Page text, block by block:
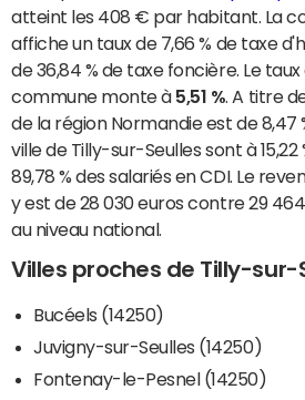
atteint les 408 € par habitant. La
affiche un taux de 7,66 % de taxe
de 36,84 % de taxe foncière. Le
commune monte à 5,51 % . A titre
de la région Normandie est de 8,47
ville de Tilly-sur-Seulles sont à
89,78 % des salariés en CDI. Le
y est de 28 030 euros contre 29
au niveau national.
Villes proches de Tilly-sur-
Bucéels (14250)
Juvigny-sur-Seulles (14250)
Fontenay-le-Pesnel (14250)